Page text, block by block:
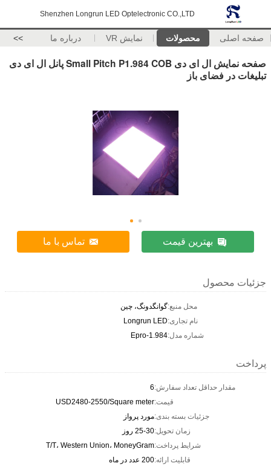
Shenzhen Longrun LED Optelectronic CO.,LTD
صفحه اصلی محصولات نمایش VR درباره ما >>
صفحه نمایش ال ای دی Small Pitch P1.984 COB پانل ال ای دی
تبلیغات در فضای باز
بهترین قیمت تماس با ما
جزئیات محصول
محل منبع:گوانگدونگ، چین
نام تجاری:Longrun LED
شماره مدل:Epro-1.984
پرداخت
مقدار حداقل تعداد سفارش:6
قیمت:USD2480-2550/Square meter
جزئیات بسته بندی:مورد پرواز
زمان تحویل:25-30 روز
شرایط پرداخت:T/T، Western Union، MoneyGram
قابلیت ارائه:200 عدد در ماه